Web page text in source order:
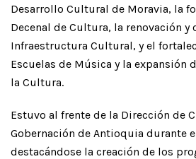
Desarrollo Cultural de Moravia, la
Decenal de Cultura, la renovación
Infraestructura Cultural, y el
Escuelas de Música y la expansión
la Cultura.
Estuvo al frente de la Dirección de
Gobernación de Antioquia durante
destacándose la creación de los